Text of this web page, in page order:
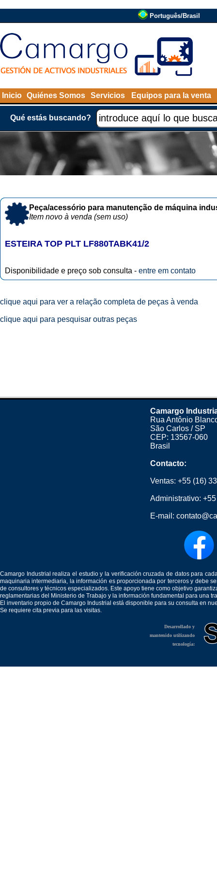
Português/Brasil
Inicio Quiénes Somos Servicios Equipos para la venta
Qué estás buscando?
Peça/acessório para manutenção de máquina
Item novo à venda (sem uso)
ESTEIRA TOP PLT LF880TABK41/2
Disponibilidade e preço sob consulta - entre em contato
clique aqui para ver a relação completa de peças à venda
clique aqui para pesquisar outras peças
Camargo
Rua Antônio
São Carlos / SP
CEP: 13567-060
Brasil
Contacto:
Ventas: +55 (16)
Administrativo:
E-mail:
Camargo Industrial realiza el estudio y la verificación cruzada de datos para
maquinaria intermediaria, la información es proporcionada por terceros y debe
de consultores y técnicos especializados. Este apoyo tiene como objetivo
reglamentarias del Ministerio de Trabajo y la información fundamental para una
El inventario propio de Camargo Industrial está disponible para su consulta en
Se requiere cita previa para las visitas.
Desarrollado y
mantenido utilizando
tecnología: